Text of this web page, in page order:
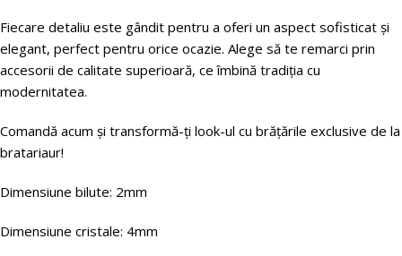
Fiecare detaliu este gândit pentru a oferi un aspect sofisticat și
elegant, perfect pentru orice ocazie. Alege să te remarci prin
accesorii de calitate superioară, ce îmbină tradiția cu
modernitatea.
Comandă acum și transformă-ți look-ul cu brățările exclusive de la
bratariaur!
Dimensiune bilute: 2mm
Dimensiune cristale: 4mm